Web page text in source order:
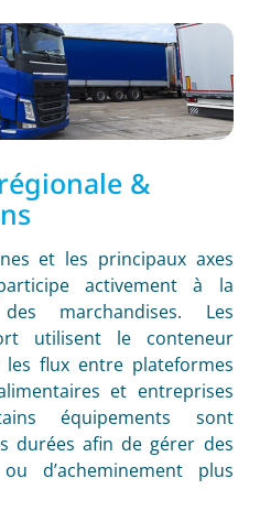
&
et les principaux axes
activement à la
marchandises. Les
utilisent le conteneur
flux entre plateformes
et entreprises
équipements sont
durées afin de gérer des
d’acheminement plus